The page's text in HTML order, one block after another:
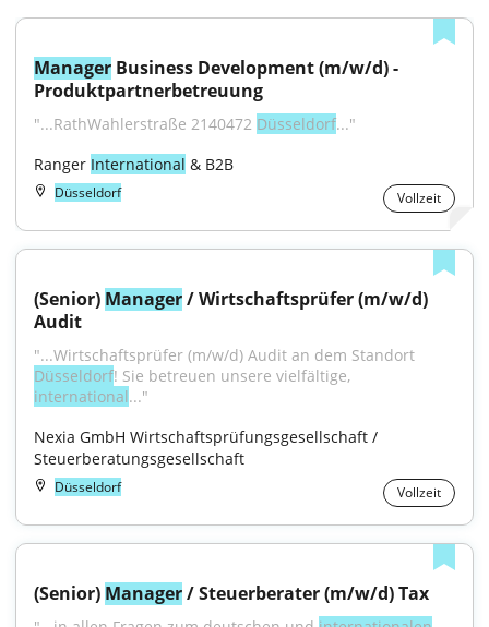
Manager Business Development (m/w/d) -
Produktpartnerbetreuung
"...RathWahlerstraße 2140472 Düsseldorf..."
Ranger International & B2B
Düsseldorf Vollzeit
(Senior) Manager / Wirtschaftsprüfer (m/w/d)
Audit
Düsseldorf
international..."
Nexia GmbH Wirtschaftsprüfungsgesellschaft /
Steuerberatungsgesellschaft
Düsseldorf Vollzeit
(Senior) Manager / Steuerberater (m/w/d) Tax